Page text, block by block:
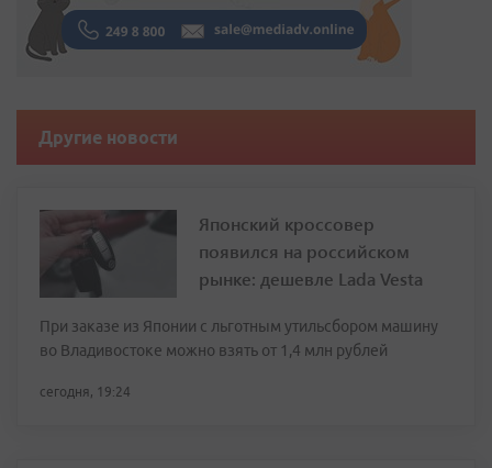
Другие новости
Японский кроссовер
появился на российском
рынке: дешевле Lada Vesta
При заказе из Японии с льготным утильсбором машину
во Владивостоке можно взять от 1,4 млн рублей
сегодня, 19:24